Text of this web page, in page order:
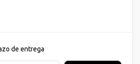
de entrega